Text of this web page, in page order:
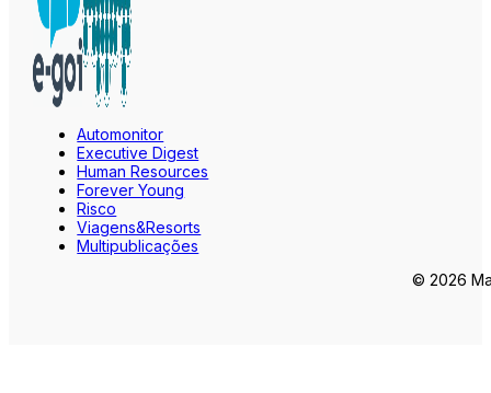
Automonitor
Executive Digest
Human Resources
Forever Young
Risco
Viagens&Resorts
Multipublicações
© 2026